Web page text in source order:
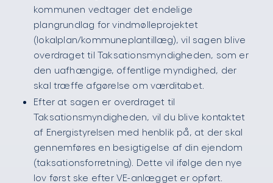
kommunen vedtager det endelige
plangrundlag for vindmølleprojektet
(lokalplan/kommuneplantillæg), vil sagen blive
overdraget til Taksationsmyndigheden, som er
den uafhængige, offentlige myndighed, der
skal træffe afgørelse om værditabet.
Efter at sagen er overdraget til
Taksationsmyndigheden, vil du blive kontaktet
af Energistyrelsen med henblik på, at der skal
gennemføres en besigtigelse af din ejendom
(taksationsforretning). Dette vil ifølge den nye
lov først ske efter VE-anlægget er opført.